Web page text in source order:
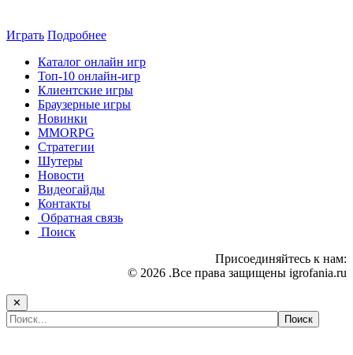
Играть Подробнее
Каталог онлайн игр
Топ-10 онлайн-игр
Клиентские игры
Браузерные игры
Новинки
MMORPG
Стратегии
Шутеры
Новости
Видеогайды
Контакты
Обратная связь
Поиск
Присоединяйтесь к нам:
© 2026 .Все права защищены igrofania.ru
✕